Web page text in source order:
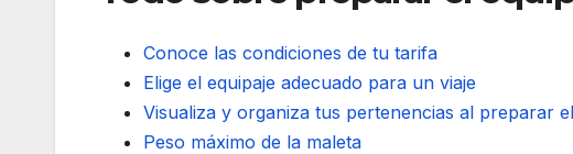
Conoce las condiciones de tu tarifa
Elige el equipaje adecuado para un viaje
Visualiza y organiza tus pertenencias al preparar
Peso máximo de la maleta